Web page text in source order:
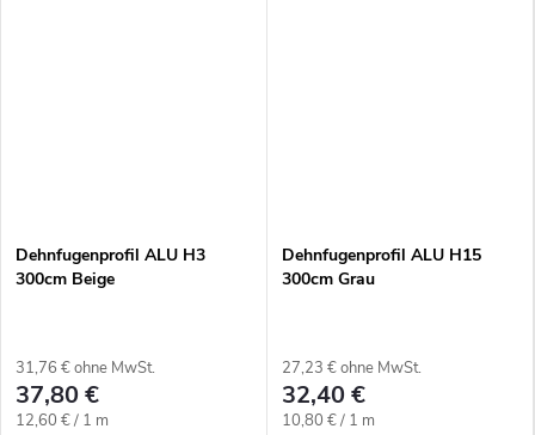
Dehnfugenprofil ALU H3
300cm Beige
31,76 € ohne MwSt.
37,80 €
Verkaufspreis:
12,60 € / 1 m
Dehnfugenprofil ALU H15
300cm Grau
27,23 € ohne MwSt.
32,40 €
Verkaufspreis:
10,80 € / 1 m